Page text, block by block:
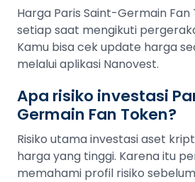
Harga Paris Saint-Germain
setiap saat mengikuti
Kamu bisa cek update harga
melalui aplikasi Nanovest.
Apa risiko investasi
Germain Fan Token?
Risiko utama investasi aset
harga yang tinggi. Karena itu
memahami profil risiko